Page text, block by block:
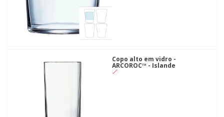
Copo alto em vidro -
ARCOROC™ - Islande